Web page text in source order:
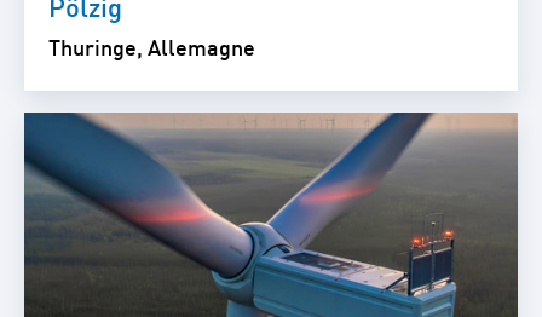
Thuringe, Allemagne